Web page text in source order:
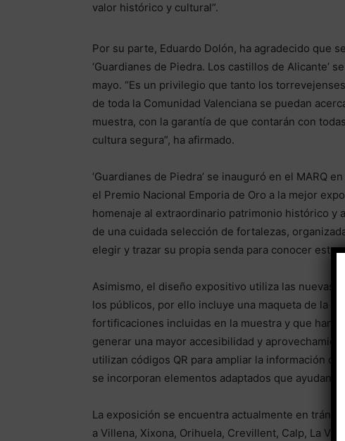
valor histórico y cultural”.
Por su parte, Eduardo Dolón, ha agradecido que
‘Guardianes de Piedra. Los castillos de Alicante’
mayo. “Es un privilegio que tanto los
de toda la Comunidad Valenciana se puedan
muestra, con la garantía de que contarán con
cultura segura”, ha afirmado.
‘Guardianes de Piedra’ se inauguró en el MARQ
el Premio Nacional Emporia de Oro a la mejor
homenaje al extraordinario patrimonio histórico
de una cuidada selección de fortalezas,
elegir y trazar su propia senda para conocer
Asimismo, el diseño expositivo utiliza las nuevas
los públicos, por ello incluye una maqueta de la
fortificaciones incluidas en la muestra y que han
generar una mayor accesibilidad y
utilizan códigos QR para ampliar la información
se incorporan elementos adaptados que ayudan
La exposición se encuentra actualmente en
a Villena, Xixona, Orihuela, Crevillent, Calp, La